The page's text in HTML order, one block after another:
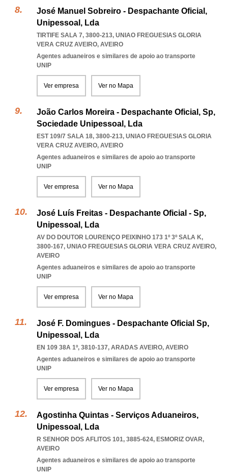
José Manuel Sobreiro - Despachante Oficial,
Unipessoal, Lda
TIRTIFE SALA 7, 3800-213, UNIAO FREGUESIAS GLORIA
VERA CRUZ AVEIRO, AVEIRO
Agentes aduaneiros e similares de apoio ao transporte
UNIP
Ver empresa Ver no Mapa
João Carlos Moreira - Despachante Oficial, Sp,
Sociedade Unipessoal, Lda
EST 109/7 SALA 18, 3800-213, UNIAO FREGUESIAS GLORIA
VERA CRUZ AVEIRO, AVEIRO
Agentes aduaneiros e similares de apoio ao transporte
UNIP
Ver empresa Ver no Mapa
José Luís Freitas - Despachante Oficial - Sp,
Unipessoal, Lda
AV DO DOUTOR LOURENÇO PEIXINHO 173 1º 3º SALA K,
3800-167, UNIAO FREGUESIAS GLORIA VERA CRUZ AVEIRO,
AVEIRO
Agentes aduaneiros e similares de apoio ao transporte
UNIP
Ver empresa Ver no Mapa
José F. Domingues - Despachante Oficial Sp,
Unipessoal, Lda
EN 109 38A 1º, 3810-137, ARADAS AVEIRO, AVEIRO
Agentes aduaneiros e similares de apoio ao transporte
UNIP
Ver empresa Ver no Mapa
Agostinha Quintas - Serviços Aduaneiros,
Unipessoal, Lda
R SENHOR DOS AFLITOS 101, 3885-624, ESMORIZ OVAR,
AVEIRO
Agentes aduaneiros e similares de apoio ao transporte
UNIP